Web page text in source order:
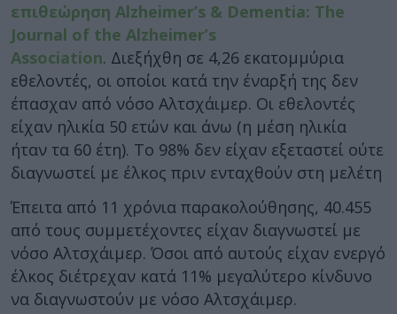
επιθεώρηση Alzheimer’s & Dementia: The
Journal of the Alzheimer’s
Association. Διεξήχθη σε 4,26 εκατομμύρια
εθελοντές, οι οποίοι κατά την έναρξή της δεν
έπασχαν από νόσο Αλτσχάιμερ. Οι εθελοντές
είχαν ηλικία 50 ετών και άνω (η μέση ηλικία
ήταν τα 60 έτη). Το 98% δεν είχαν εξεταστεί ούτε
διαγνωστεί με έλκος πριν ενταχθούν στη μελέτη
Έπειτα από 11 χρόνια παρακολούθησης, 40.455
από τους συμμετέχοντες είχαν διαγνωστεί με
νόσο Αλτσχάιμερ. Όσοι από αυτούς είχαν ενεργό
έλκος διέτρεχαν κατά 11% μεγαλύτερο κίνδυνο
να διαγνωστούν με νόσο Αλτσχάιμερ.